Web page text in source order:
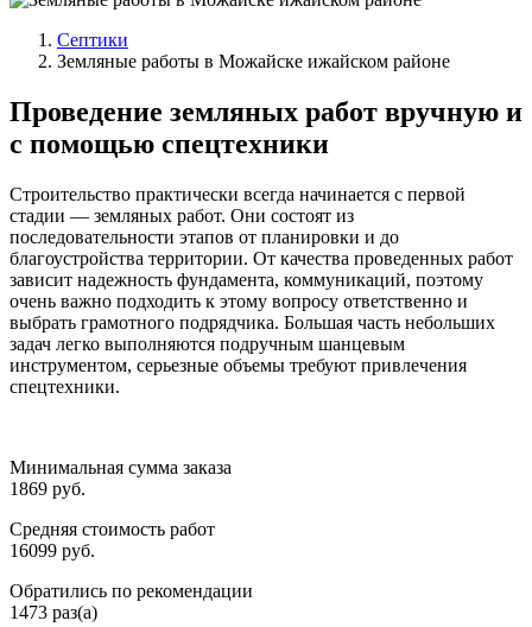
Септики
Земляные работы в Можайске ижайском районе
Проведение земляных работ вручную и
с помощью спецтехники
Строительство практически всегда начинается с первой
стадии — земляных работ. Они состоят из
последовательности этапов от планировки и до
благоустройства территории. От качества проведенных работ
зависит надежность фундамента, коммуникаций, поэтому
очень важно подходить к этому вопросу ответственно и
выбрать грамотного подрядчика. Большая часть небольших
задач легко выполняются подручным шанцевым
инструментом, серьезные объемы требуют привлечения
спецтехники.
Минимальная сумма заказа
1869 руб.
Средняя стоимость работ
16099 руб.
Обратились по рекомендации
1473 раз(а)